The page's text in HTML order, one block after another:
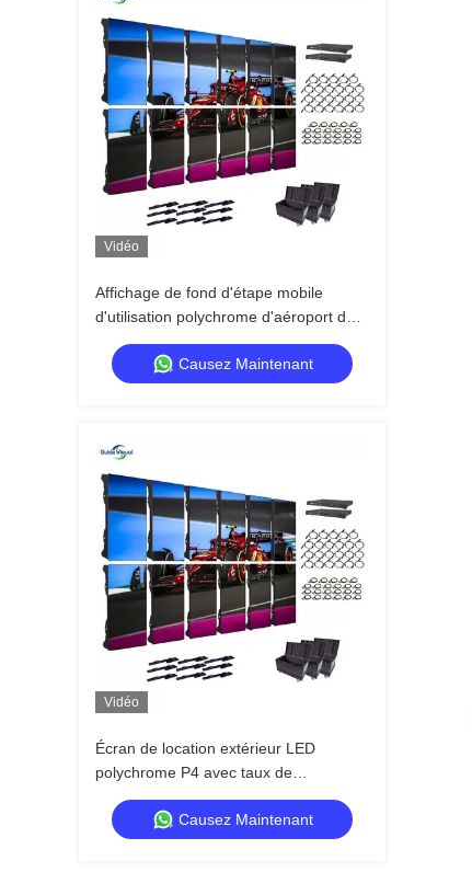
Vidéo
Affichage de fond d'étape mobile
d'utilisation polychrome d'aéroport de
l'écran P4 extérieur de location de LED
HD
Causez Maintenant
Vidéo
Écran de location extérieur LED
polychrome P4 avec taux de
rafraîchissement de 7680 Hz et
étanchéité IP65 pour affichage mural
vidéo HD
Causez Maintenant